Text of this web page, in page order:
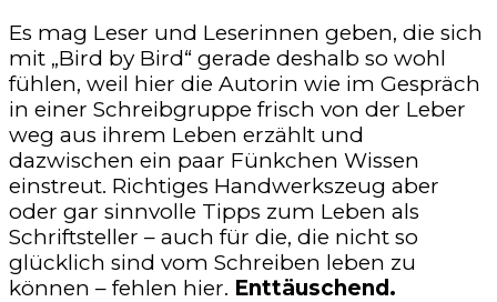
Es mag Leser und Leserinnen geben, die sich
mit „Bird by Bird“ gerade deshalb so wohl
fühlen, weil hier die Autorin wie im Gespräch
in einer Schreibgruppe frisch von der Leber
weg aus ihrem Leben erzählt und
dazwischen ein paar Fünkchen Wissen
einstreut. Richtiges Handwerkszeug aber
oder gar sinnvolle Tipps zum Leben als
Schriftsteller – auch für die, die nicht so
glücklich sind vom Schreiben leben zu
können – fehlen hier. Enttäuschend.